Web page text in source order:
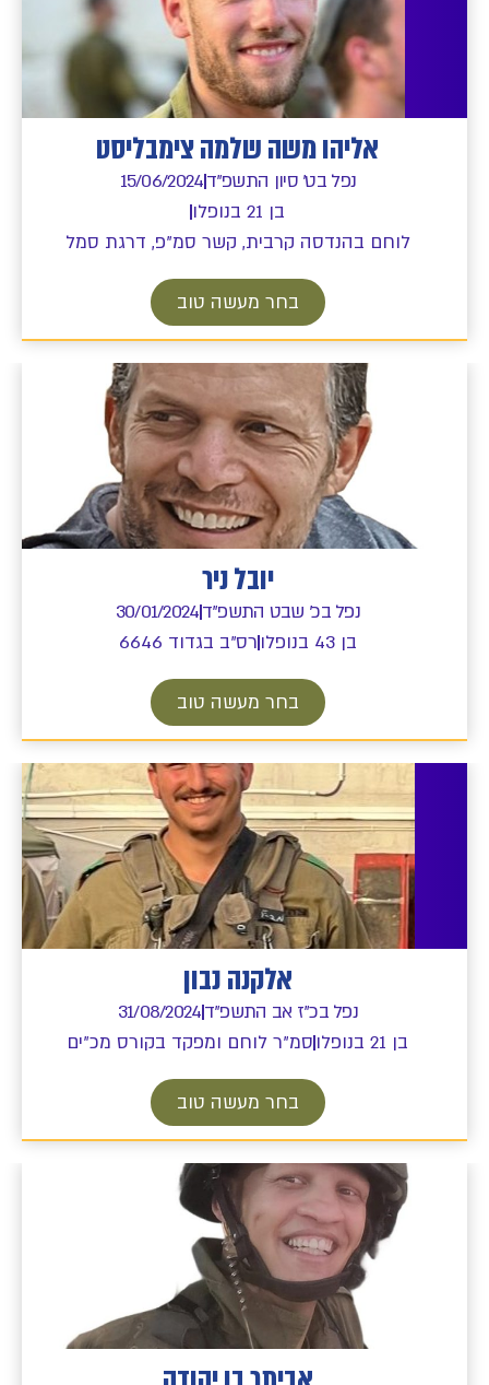
אליהו משה שלמה צימבליסט
נפל בט' סיון התשפ"ד15/06/2024
בן 21 בנופלו
לוחם בהנדסה קרבית, קשר סמ"פ, דרגת סמל
בחר מעשה טוב
יובל ניר
נפל בכ' שבט התשפ"ד30/01/2024
בן 43 בנופלו
רס"ב בגדוד 6646
בחר מעשה טוב
אלקנה נבון
נפל בכ"ז אב התשפ"ד31/08/2024
בן 21 בנופלו
סמ"ר לוחם ומפקד בקורס מכ"ים
בחר מעשה טוב